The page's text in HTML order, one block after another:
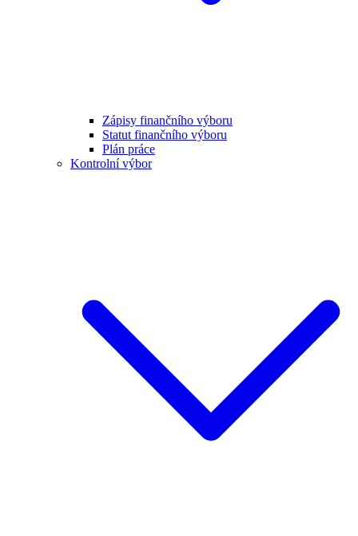
Zápisy finančního výboru
Statut finančního výboru
Plán práce
Kontrolní výbor